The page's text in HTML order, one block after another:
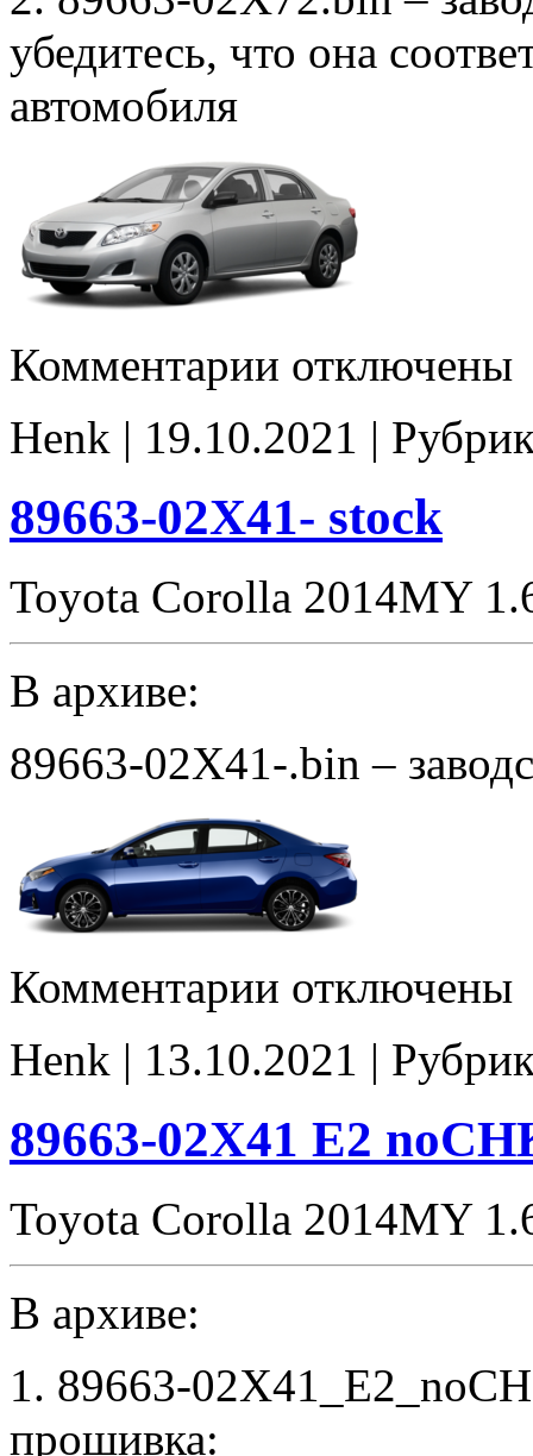
убедитесь, что она
автомобиля
Комментарии записи
E2
noCHK
отключены
Henk | 19.10.2021 |
89663-02X41- stock
Toyota Corolla 2014MY
В архиве:
89663-02X41-.bin –
Комментарии записи
stock
отключены
Henk | 13.10.2021 |
89663-02X41 E2
Toyota Corolla 2014MY
В архиве:
1. 89663-
прошивка: